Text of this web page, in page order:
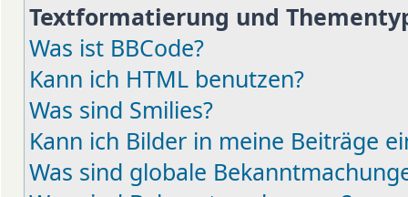
Textformatierung und
Was ist BBCode?
Kann ich HTML benutzen?
Was sind Smilies?
Kann ich Bilder in meine Beiträge
Was sind globale